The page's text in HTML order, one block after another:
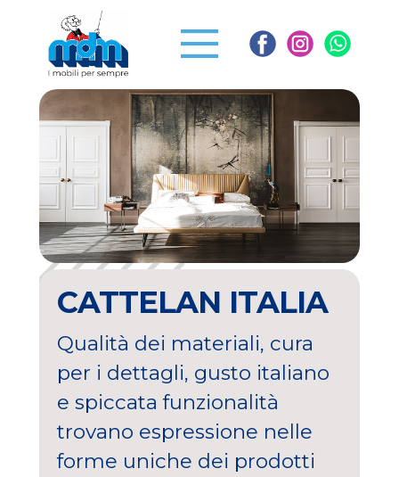
CATTELAN ITALIA
Qualità dei materiali, cura
per i dettagli, gusto italiano
e spiccata funzionalità
trovano espressione nelle
forme uniche dei prodotti